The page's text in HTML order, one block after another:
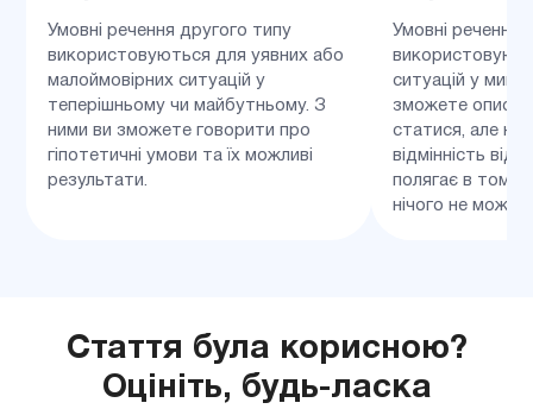
Умовні речення другого типу
використовуються для уявних або
малоймовірних ситуацій у
теперішньому чи майбутньому. З
ними ви зможете говорити про
гіпотетичні умови та їх можливі
результати.
Умовні речення
ситуацій у
зможете
статися, але не
відмінність від
полягає в тому,
нічого не можна.
Стаття була корисною?
Оцініть, будь-ласка